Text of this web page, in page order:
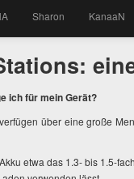
Sharon KanaaN
ich für mein Gerät?
über eine große
etwa das 1.3- bis 1.5-